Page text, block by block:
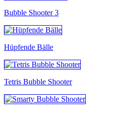
Bubble Shooter 3
Hüpfende Bälle
Tetris Bubble Shooter